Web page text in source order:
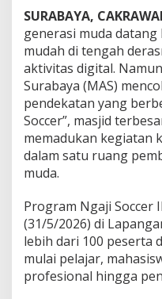
SURABAYA,
generasi muda
mudah di tengah
aktivitas digital.
Surabaya (MAS)
pendekatan yang
Soccer”, masjid
memadukan kegiatan
dalam satu ruang
muda.
Program Ngaji Soccer
(31/5/2026) di
lebih dari 100 peserta
mulai pelajar,
profesional hingga